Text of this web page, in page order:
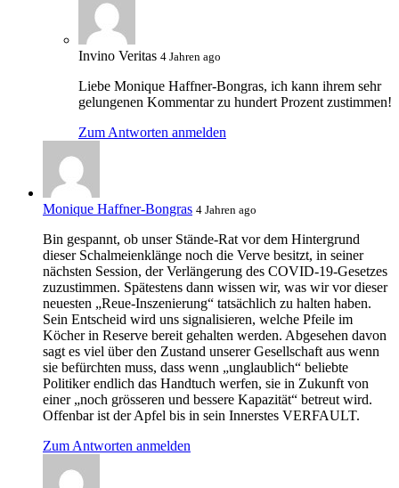
Invino Veritas 4 Jahren ago
Liebe Monique Haffner-Bongras, ich kann ihrem sehr
gelungenen Kommentar zu hundert Prozent zustimmen!
Zum Antworten anmelden
Monique Haffner-Bongras 4 Jahren ago
Bin gespannt, ob unser Stände-Rat vor dem Hintergrund
dieser Schalmeienklänge noch die Verve besitzt, in seiner
nächsten Session, der Verlängerung des COVID-19-Gesetzes
zuzustimmen. Spätestens dann wissen wir, was wir vor dieser
neuesten „Reue-Inszenierung“ tatsächlich zu halten haben.
Sein Entscheid wird uns signalisieren, welche Pfeile im
Köcher in Reserve bereit gehalten werden. Abgesehen davon
sagt es viel über den Zustand unserer Gesellschaft aus wenn
sie befürchten muss, dass wenn „unglaublich“ beliebte
Politiker endlich das Handtuch werfen, sie in Zukunft von
einer „noch grösseren und bessere Kapazität“ betreut wird.
Offenbar ist der Apfel bis in sein Innerstes VERFAULT.
Zum Antworten anmelden